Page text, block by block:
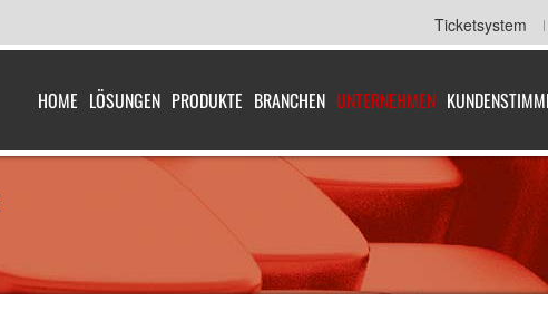
Ticketsystem
HOME LÖSUNGEN PRODUKTE BRANCHEN UNTERNEHMEN